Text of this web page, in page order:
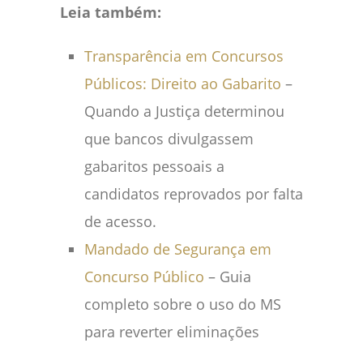
Leia também:
Transparência em Concursos
Públicos: Direito ao Gabarito –
Quando a Justiça determinou
que bancos divulgassem
gabaritos pessoais a
candidatos reprovados por falta
de acesso.
Mandado de Segurança em
Concurso Público – Guia
completo sobre o uso do MS
para reverter eliminações